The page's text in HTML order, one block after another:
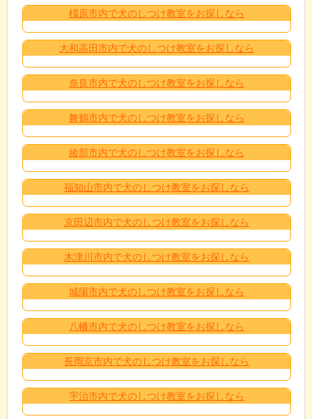
橿原市内で犬のしつけ教室をお探しなら
大和高田市内で犬のしつけ教室をお探しなら
奈良市内で犬のしつけ教室をお探しなら
舞鶴市内で犬のしつけ教室をお探しなら
綾部市内で犬のしつけ教室をお探しなら
福知山市内で犬のしつけ教室をお探しなら
京田辺市内で犬のしつけ教室をお探しなら
木津川市内で犬のしつけ教室をお探しなら
城陽市内で犬のしつけ教室をお探しなら
八幡市内で犬のしつけ教室をお探しなら
長岡京市内で犬のしつけ教室をお探しなら
宇治市内で犬のしつけ教室をお探しなら